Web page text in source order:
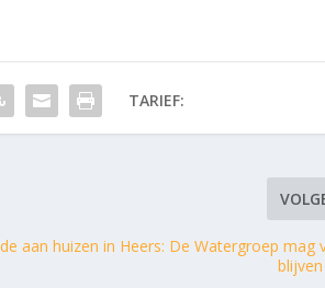
TARIEF:
aan huizen in Heers: De Watergroep mag